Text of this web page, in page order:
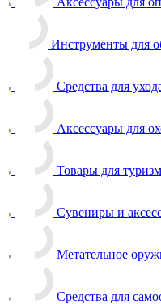
Инструменты для
Средства для
Аксессуары для
Товары для
Сувениры и
Метательное
Средства для